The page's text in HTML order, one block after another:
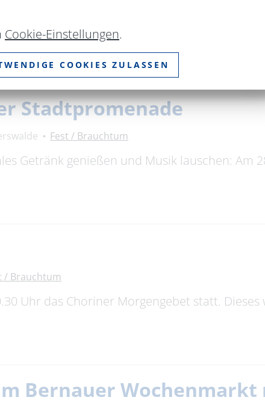
Eberswalde die Eröffnung des
Stadtpromenade
Fest / Brauchtum
Getränk genießen und Musik lauschen: Am
/ Brauchtum
Uhr das Choriner Morgengebet statt.
Bernauer
Cookie-Einstellungen.
COOKIES ZULASSEN